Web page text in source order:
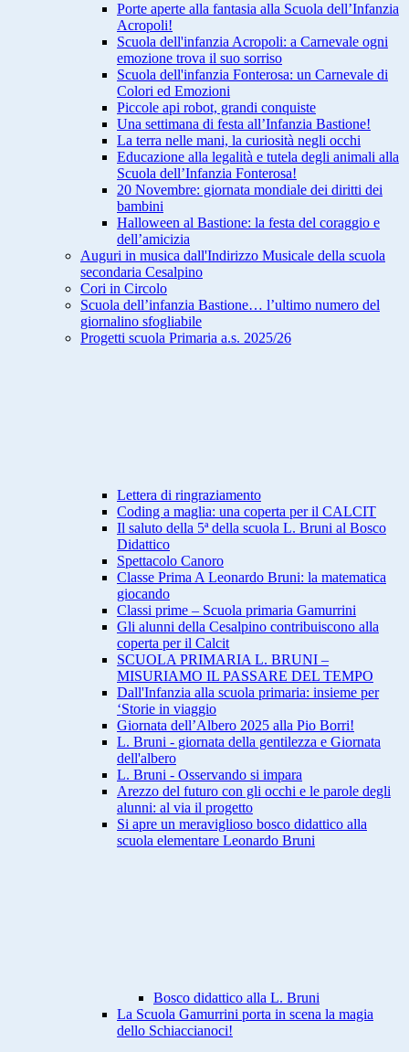
Porte aperte alla fantasia alla Scuola dell’Infanzia
Acropoli!
Scuola dell'infanzia Acropoli: a Carnevale ogni
emozione trova il suo sorriso
Scuola dell'infanzia Fonterosa: un Carnevale di
Colori ed Emozioni
Piccole api robot, grandi conquiste
Una settimana di festa all’Infanzia Bastione!
La terra nelle mani, la curiosità negli occhi
Educazione alla legalità e tutela degli animali alla
Scuola dell’Infanzia Fonterosa!
20 Novembre: giornata mondiale dei diritti dei
bambini
Halloween al Bastione: la festa del coraggio e
dell’amicizia
Auguri in musica dall'Indirizzo Musicale della scuola
secondaria Cesalpino
Cori in Circolo
Scuola dell’infanzia Bastione… l’ultimo numero del
giornalino sfogliabile
Progetti scuola Primaria a.s. 2025/26
Lettera di ringraziamento
Coding a maglia: una coperta per il CALCIT
Il saluto della 5ª della scuola L. Bruni al Bosco
Didattico
Spettacolo Canoro
Classe Prima A Leonardo Bruni: la matematica
giocando
Classi prime – Scuola primaria Gamurrini
Gli alunni della Cesalpino contribuiscono alla
coperta per il Calcit
SCUOLA PRIMARIA L. BRUNI –
MISURIAMO IL PASSARE DEL TEMPO
Dall'Infanzia alla scuola primaria: insieme per
‘Storie in viaggio
Giornata dell’Albero 2025 alla Pio Borri!
L. Bruni - giornata della gentilezza e Giornata
dell'albero
L. Bruni - Osservando si impara
Arezzo del futuro con gli occhi e le parole degli
alunni: al via il progetto
Si apre un meraviglioso bosco didattico alla
scuola elementare Leonardo Bruni
Bosco didattico alla L. Bruni
La Scuola Gamurrini porta in scena la magia
dello Schiaccianoci!